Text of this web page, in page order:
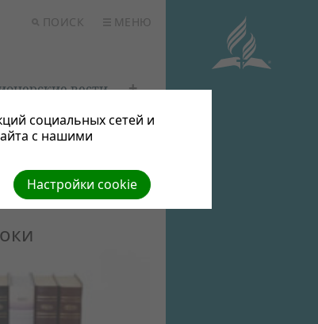
ПОИСК МЕНЮ
вести
социальных сетей и
с нашими
Настройки cookie